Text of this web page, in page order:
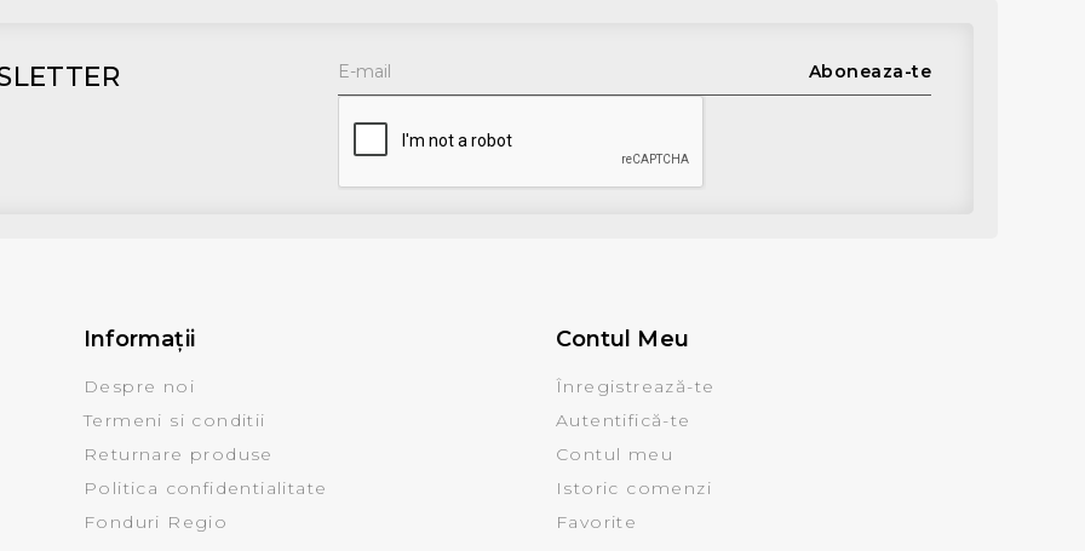
Aboneaza-te
Informaţii
Despre noi
Termeni si conditii
Returnare produse
Politica confidentialitate
Fonduri Regio
Contul Meu
Înregistrează-te
Autentifică-te
Contul meu
Istoric comenzi
Favorite